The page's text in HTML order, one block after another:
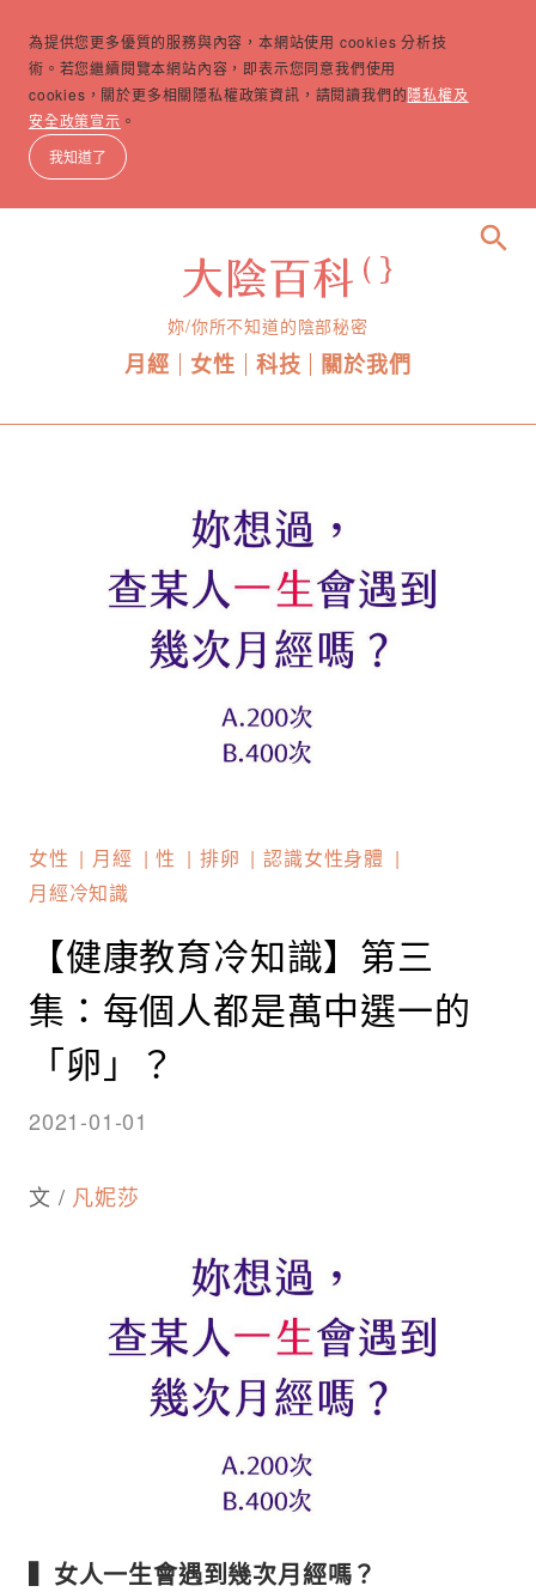
為提供您更多優質的服務與內容，本網站使用 cookies 分析技
術。若您繼續閱覽本網站內容，即表示您同意我們使用
cookies，關於更多相關隱私權政策資訊，請閱讀我們的隱私權及
安全政策宣示 。
我知道了
妳/你所不知道的陰部秘密
月經 女性 科技 關於我們
search
女性 月經 性 排卵
認識女性身體
月經冷知識
【健康教育冷知識】第三
集：每個人都是萬中選一的
「卵」？
2021-01-01
文 / 凡妮莎
▍女人一生會遇到幾次月經嗎？